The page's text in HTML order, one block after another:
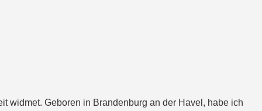
widmet. Geboren in Brandenburg an der Havel, habe ich